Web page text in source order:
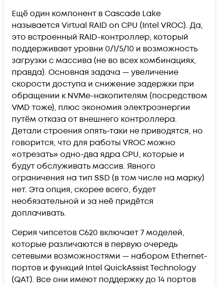
Ещё один компонент в Cascade Lake
называется Virtual RAID on CPU (Intel VROC). Да,
это встроенный RAID-контроллер, который
поддерживает уровни 0/1/5/10 и возможность
загрузки с массива (не во всех комбинациях,
правда). Основная задача — увеличение
скорости доступа и снижение задержки при
обращении к NVMe-накопителям (посредством
VMD тоже), плюс экономия электроэнергии
путём отказа от внешнего контроллера.
Детали строения опять-таки не приводятся, но
говорится, что для работы VROC можно
«отрезать» одно-два ядра CPU, которые и
будут обслуживать массив. Явного
ограничения на тип SSD (в том числе на марку)
нет. Эта опция, скорее всего, будет
необязательной и за неё придётся
доплачивать.
Серия чипсетов C620 включает 7 моделей,
которые различаются в первую очередь
сетевыми возможностями — набором Ethernet-
портов и функций Intel QuickAssist Technology
(QAT). Все они имеют поддержку до 14 портов